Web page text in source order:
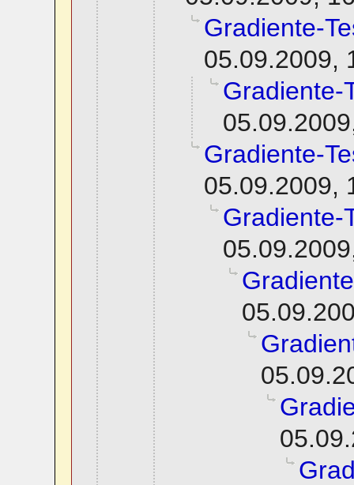
Gradiente-
05.09.2009,
Gradiente-
Gradiente-
05.09.2009,
Gradiente-